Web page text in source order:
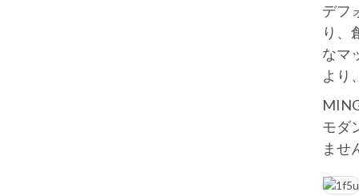
デフ
り、
なマ
より
モダ
ませ